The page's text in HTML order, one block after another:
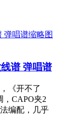
谱 弹唱谱
《开不了
CAPO夹2
编配，几乎